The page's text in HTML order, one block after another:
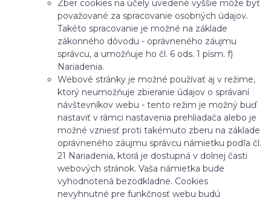
Zber cookies na účely uvedené vyššie môže byť
považované za spracovanie osobných údajov.
Takéto spracovanie je možné na základe
zákonného dôvodu - oprávneného záujmu
správcu, a umožňuje ho čl. 6 ods. 1 písm. f)
Nariadenia.
Webové stránky je možné používať aj v režime,
ktorý neumožňuje zbieranie údajov o správaní
návštevníkov webu - tento režim je možný buď
nastaviť v rámci nastavenia prehliadača alebo je
možné vzniesť proti takémuto zberu na základe
oprávneného záujmu správcu námietku podľa čl.
21 Nariadenia, ktorá je dostupná v dolnej časti
webových stránok. Vaša námietka bude
vyhodnotená bezodkladne. Cookies
nevyhnutné pre funkčnosť webu budú